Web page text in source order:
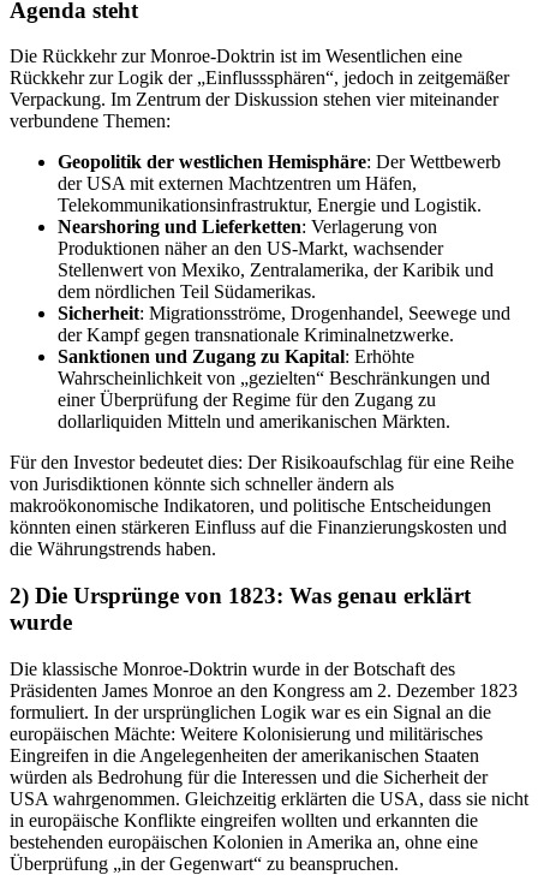
Agenda steht
Die Rückkehr zur Monroe-Doktrin ist im Wesentlichen eine
Rückkehr zur Logik der „Einflusssphären“, jedoch in zeitgemäßer
Verpackung. Im Zentrum der Diskussion stehen vier miteinander
verbundene Themen:
Geopolitik der westlichen Hemisphäre: Der Wettbewerb
der USA mit externen Machtzentren um Häfen,
Telekommunikationsinfrastruktur, Energie und Logistik.
Nearshoring und Lieferketten: Verlagerung von
Produktionen näher an den US-Markt, wachsender
Stellenwert von Mexiko, Zentralamerika, der Karibik und
dem nördlichen Teil Südamerikas.
Sicherheit: Migrationsströme, Drogenhandel, Seewege und
der Kampf gegen transnationale Kriminalnetzwerke.
Sanktionen und Zugang zu Kapital: Erhöhte
Wahrscheinlichkeit von „gezielten“ Beschränkungen und
einer Überprüfung der Regime für den Zugang zu
dollarliquiden Mitteln und amerikanischen Märkten.
Für den Investor bedeutet dies: Der Risikoaufschlag für eine Reihe
von Jurisdiktionen könnte sich schneller ändern als
makroökonomische Indikatoren, und politische Entscheidungen
könnten einen stärkeren Einfluss auf die Finanzierungskosten und
die Währungstrends haben.
2) Die Ursprünge von 1823: Was genau erklärt
wurde
Die klassische Monroe-Doktrin wurde in der Botschaft des
Präsidenten James Monroe an den Kongress am 2. Dezember 1823
formuliert. In der ursprünglichen Logik war es ein Signal an die
europäischen Mächte: Weitere Kolonisierung und militärisches
Eingreifen in die Angelegenheiten der amerikanischen Staaten
würden als Bedrohung für die Interessen und die Sicherheit der
USA wahrgenommen. Gleichzeitig erklärten die USA, dass sie nicht
in europäische Konflikte eingreifen wollten und erkannten die
bestehenden europäischen Kolonien in Amerika an, ohne eine
Überprüfung „in der Gegenwart“ zu beanspruchen.